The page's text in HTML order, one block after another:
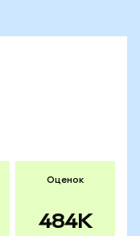
Оценок
484K